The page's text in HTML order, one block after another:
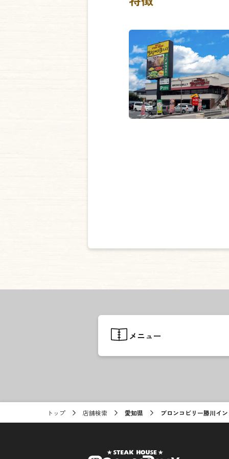
メニュー
トップ 店舗検索 愛知県 ブロンコビリー勝川イ